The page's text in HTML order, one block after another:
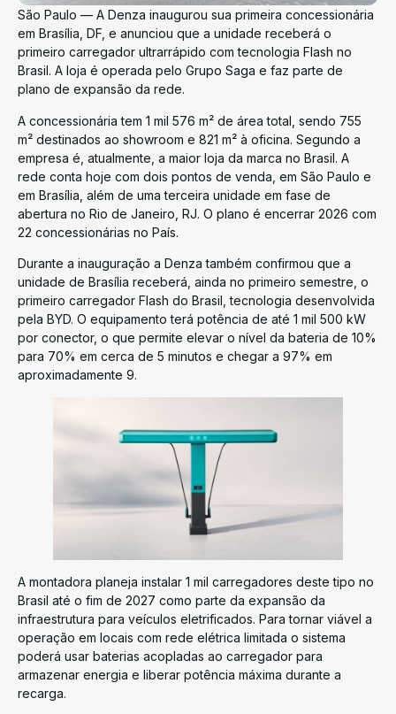
São Paulo — A Denza inaugurou sua primeira concessionária
em Brasília, DF, e anunciou que a unidade receberá o
primeiro carregador ultrarrápido com tecnologia Flash no
Brasil. A loja é operada pelo Grupo Saga e faz parte de
plano de expansão da rede.
A concessionária tem 1 mil 576 m² de área total, sendo 755
m² destinados ao showroom e 821 m² à oficina. Segundo a
empresa é, atualmente, a maior loja da marca no Brasil. A
rede conta hoje com dois pontos de venda, em São Paulo e
em Brasília, além de uma terceira unidade em fase de
abertura no Rio de Janeiro, RJ. O plano é encerrar 2026 com
22 concessionárias no País.
Durante a inauguração a Denza também confirmou que a
unidade de Brasília receberá, ainda no primeiro semestre, o
primeiro carregador Flash do Brasil, tecnologia desenvolvida
pela BYD. O equipamento terá potência de até 1 mil 500 kW
por conector, o que permite elevar o nível da bateria de 10%
para 70% em cerca de 5 minutos e chegar a 97% em
aproximadamente 9.
A montadora planeja instalar 1 mil carregadores deste tipo no
Brasil até o fim de 2027 como parte da expansão da
infraestrutura para veículos eletrificados. Para tornar viável a
operação em locais com rede elétrica limitada o sistema
poderá usar baterias acopladas ao carregador para
armazenar energia e liberar potência máxima durante a
recarga.